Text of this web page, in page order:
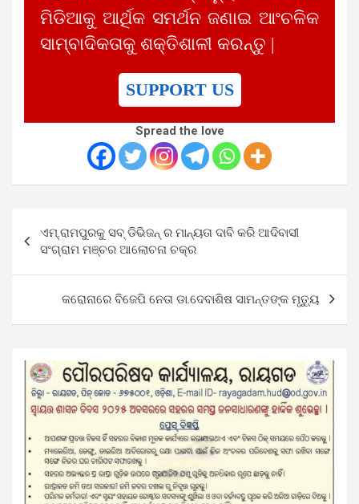
ମିଡିଆକୁ ଆର୍ଥିକ ସମର୍ଥନ ଜଣାଇ ଆଂଚଳିକ
ସାମ୍ବାଦିକତାକୁ ଶକ୍ତିଶାଳୀ କରନ୍ତୁ |
SUPPORT US
Spread the love
navigation
ଏମ୍.ରାମପୁରକୁ ସବ୍ ଡିଭିଜନ୍ ର ମାନ୍ୟତା ଦାବି କରି ଆଦିବାସୀ
ସଂଗ୍ରାମ ମଞ୍ଚର ଆଲୋଚନା ଚକ୍ର
କରୋନାରେ ବିଜେପି ନେତା ଡା.ଦେବାଶିଷ ସାମନ୍ତଙ୍କ ମୃତ୍ୟୁ